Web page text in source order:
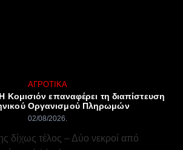
ΑΓΡΟΤΙΚΆ
επαναφέρει τη διαπίστευση
Οργανισμού Πληρωμών
02/08/2026